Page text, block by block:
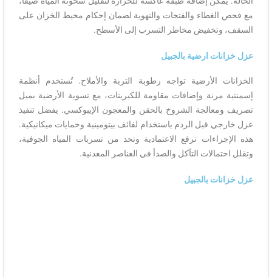
مع فحص الغطاء والفتحات والتهوية لضمان إحكام محيط الخزان على
السقف، وتخفيض مخاطر التسرب إلى الأسطح.
عزل خزانات ارضية بالجبيل
الخزانات الأرضية تواجه رطوبة التربة والأملاح. تُستخدم أنظمة
إسمنتية مرنة وإضافات مقاومة للكبريتات، مع تسوية الأرضية بميل
تصريف ومعالجة الشروخ بالحقن والمعجون الإيبوكسي. يفضل تنفيذ
عزل خارجي قبل الردم باستخدام لفائف بيتومينية وحمايات ميكانيكية.
هذه الإجراءات ترفع الاعتمادية وتحد من تسربات المياه الجوفية،
وتقلل احتمالات التآكل والصدأ في العناصر المعدنية.
عزل خزانات بالجبيل